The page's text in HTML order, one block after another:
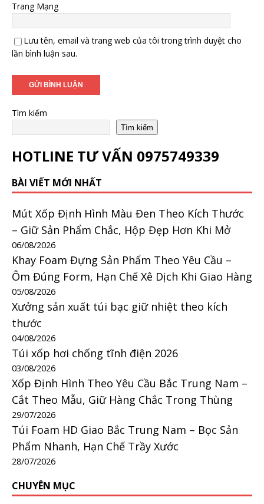
Trang Mạng
Lưu tên, email và trang web của tôi trong trình duyệt cho
lần bình luận sau.
Tìm kiếm
Tìm kiếm
HOTLINE TƯ VẤN 0975749339
BÀI VIẾT MỚI NHẤT
Mút Xốp Định Hình Màu Đen Theo Kích Thước
– Giữ Sản Phẩm Chắc, Hộp Đẹp Hơn Khi Mở
06/08/2026
Khay Foam Đựng Sản Phẩm Theo Yêu Cầu –
Ôm Đúng Form, Hạn Chế Xê Dịch Khi Giao Hàng
05/08/2026
Xưởng sản xuất túi bạc giữ nhiệt theo kích
thước
04/08/2026
Túi xốp hơi chống tĩnh điện 2026
03/08/2026
Xốp Định Hình Theo Yêu Cầu Bắc Trung Nam –
Cắt Theo Mẫu, Giữ Hàng Chắc Trong Thùng
29/07/2026
Túi Foam HD Giao Bắc Trung Nam – Bọc Sản
Phẩm Nhanh, Hạn Chế Trầy Xước
28/07/2026
CHUYÊN MỤC